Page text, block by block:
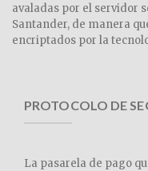
avaladas por el servidor
Santander, de manera
encriptados por la
PROTOCOLO DE
La pasarela de pago